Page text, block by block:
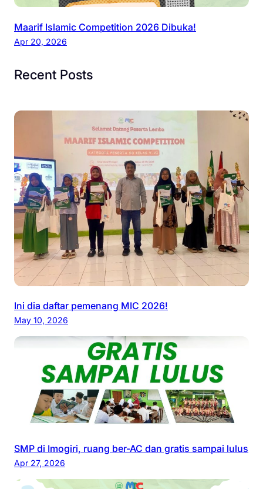
Maarif Islamic Competition 2026 Dibuka!
Apr 20, 2026
Recent Posts
Ini dia daftar pemenang MIC 2026!
May 10, 2026
SMP di Imogiri, ruang ber-AC dan gratis sampai lulus
Apr 27, 2026